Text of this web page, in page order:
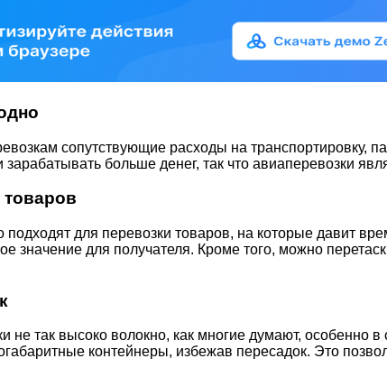
сопутствующие расходы на транспортировку,
зарабатывать больше денег, так что авиаперевозки
для перевозки товаров, на которые давит
значение для получателя. Кроме того, можно
не так высоко волокно, как многие думают,
контейнеры, избежав пересадок. Это